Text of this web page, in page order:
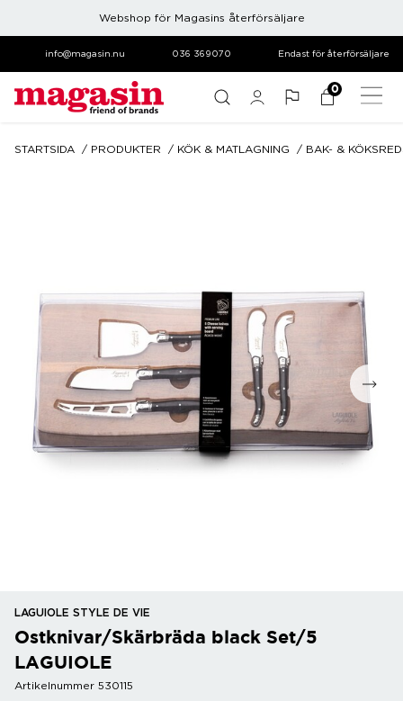
Webshop för Magasins återförsäljare
info@magasin.nu 036 369070 Endast för återförsäljare
0
STARTSIDA PRODUKTER KÖK & MATLAGNING BAK- &
LAGUIOLE STYLE DE VIE
Ostknivar/Skärbräda black Set/5
LAGUIOLE
Artikelnummer 530115